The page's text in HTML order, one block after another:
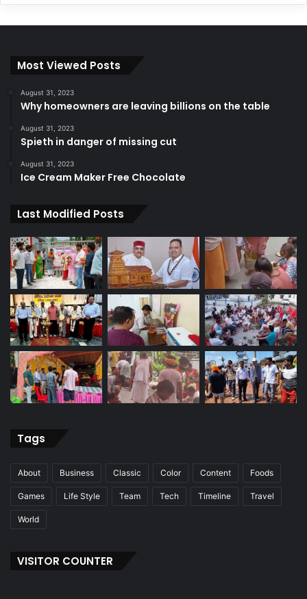
Most Viewed Posts
August 31, 2023
Why homeowners are leaving billions on the table
August 31, 2023
Spieth in danger of missing cut
August 31, 2023
Ice Cream Maker Free Chocolate
Last Modified Posts
Tags
About Business Classic Color Content Foods
Games Life Style Team Tech Timeline Travel
World
VISITOR COUNTER